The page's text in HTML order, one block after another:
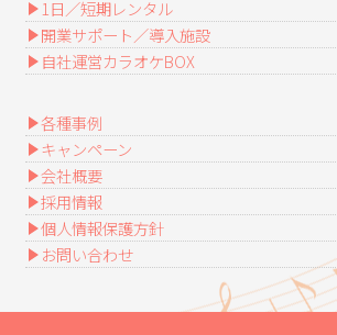
1日／短期レンタル
開業サポート／導入施設
自社運営カラオケBOX
各種事例
キャンペーン
会社概要
採用情報
個人情報保護方針
お問い合わせ